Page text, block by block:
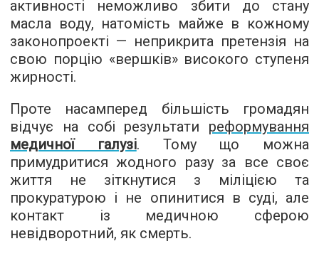
активності неможливо збити до стану
масла воду, натомість майже в кожному
законопроекті — неприкрита претензія на
свою порцію «вершків» високого ступеня
жирності.
Проте насамперед більшість громадян
відчує на собі результати реформування
медичної галузі. Тому що можна
примудритися жодного разу за все своє
життя не зіткнутися з міліцією та
прокуратурою і не опинитися в суді, але
контакт із медичною сферою
невідворотний, як смерть.